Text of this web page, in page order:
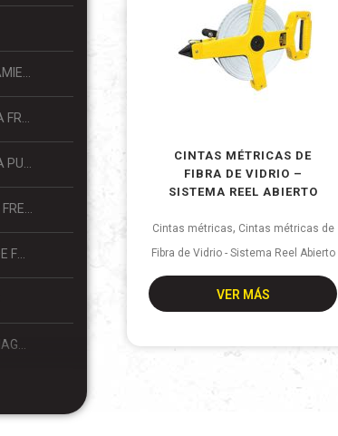
CINTAS MÉTRICAS DE
FIBRA DE VIDRIO –
SISTEMA REEL ABIERTO
Cintas métricas, Cintas métricas de
Fibra de Vidrio - Sistema Reel Abierto
VER MÁS